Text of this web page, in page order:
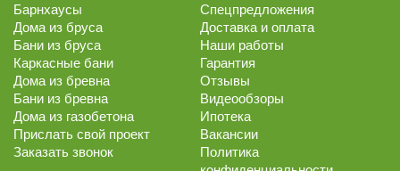
Барнхаусы
Дома из бруса
Бани из бруса
Каркасные бани
Дома из бревна
Бани из бревна
Дома из газобетона
Прислать свой проект
Заказать звонок
Спецпредложения
Доставка и оплата
Наши работы
Гарантия
Отзывы
Видеообзоры
Ипотека
Вакансии
Политика